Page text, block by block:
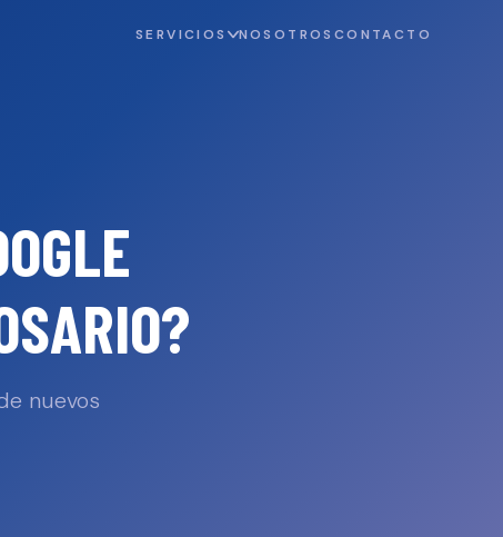
SERVICIOS NOSOTROS CONTACTO
?
nuevos